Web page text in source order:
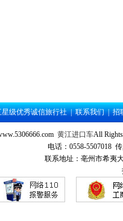
星级优秀诚信旅行社|联系我们|招
黄江进口车All
电话：0558-5507018
联系地址：亳州市希夷